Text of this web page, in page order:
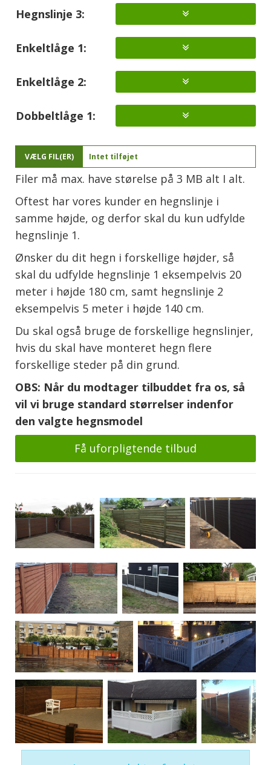
Hegnslinje 3:
Enkeltlåge 1:
Enkeltlåge 2:
Dobbeltlåge 1:
VÆLG FIL(ER) Intet tilføjet
Filer må max. have størelse på 3 MB alt I alt.
Oftest har vores kunder en hegnslinje i
samme højde, og derfor skal du kun udfylde
hegnslinje 1.
Ønsker du dit hegn i forskellige højder, så
skal du udfylde hegnslinje 1 eksempelvis 20
meter i højde 180 cm, samt hegnslinje 2
eksempelvis 5 meter i højde 140 cm.
Du skal også bruge de forskellige hegnslinjer,
hvis du skal have monteret hegn flere
forskellige steder på din grund.
OBS: Når du modtager tilbuddet fra os, så
vil vi bruge standard størrelser indenfor
den valgte hegnsmodel